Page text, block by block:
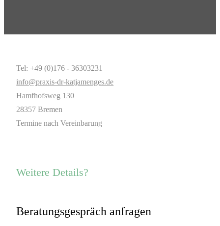
Tel: +49 (0)176 - 36303231
info@praxis-dr-katjamenges.de
Hamfhofsweg 130
28357 Bremen
Termine nach Vereinbarung
Weitere Details?
Beratungsgespräch anfragen